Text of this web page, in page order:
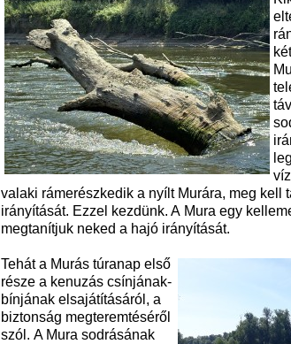
valaki rámerészkedik a nyílt Murára, meg kell
irányítását. Ezzel kezdünk. A Mura egy
megtanítjuk neked a hajó irányítását.
Tehát a Murás túranap első
része a kenuzás csínjának-
bínjának elsajátításáról, a
biztonság megteremtéséről
szól. A Mura sodrásának